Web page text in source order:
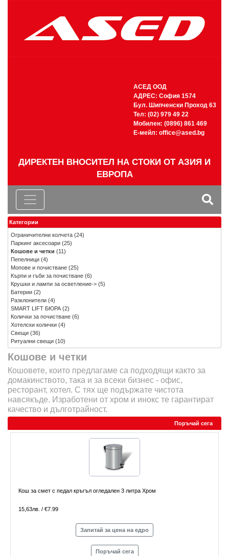
АСЕД ООД
АДРЕС: София 1574
Бул. Шипченски Проход 63
Тел: (02) 979 49 22
Мобилен: (0896) 861 469
Е-мейл: office@ased.bg
ДИРЕКТЕН ВНОСИТЕЛ НА СТОКИ ОТ АЗИЯ И
ЕВРОПА
Кошове и четки
Кошовете, които предлагаме са подходящи както за
домакинството, така и за всеки бизнес - офис,
ресторант, хотел. С тях ще подържате чистота
навсякъде. Изработени от хром и инокс те гарантират
качество и дълготрайност.
Поръчай сега
Кош за смет с педал кръгъл огледален 3 литра Хром
15,63лв. / €7.99
Запитай за цена на едро
Поръчай сега
Категории
Ограничителни колчета (24)
Паркинг аксесоари (25)
Кошове и четки (11)
Пепелници (4)
Мопове и почистване (25)
Кърпи и гъби за почистване (6)
Крушки и лампи за осветление-> (5)
Батерии (2)
Разклонители (4)
SMART LIFT БЮРА(2)
Колички за почистване (6)
Хотелски колички (4)
Свещи (36)
Ритуални свещи (10)